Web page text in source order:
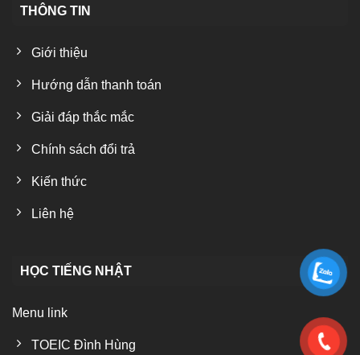
THÔNG TIN
Giới thiệu
Hướng dẫn thanh toán
Giải đáp thắc mắc
Chính sách đổi trả
Kiến thức
Liên hệ
HỌC TIẾNG NHẬT
Menu link
TOEIC Đình Hùng